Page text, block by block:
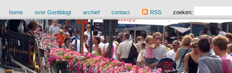
home over Gentblogt archief contact RSS zoeken: